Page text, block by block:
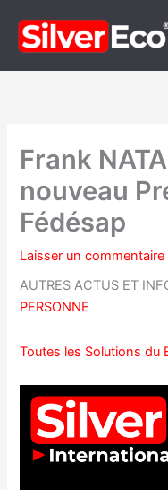
contenu
Frank
nouveau
Fédésap
Laisser un commentaire
AUTRES ACTUS ET
PERSONNE
Toutes les Solutions du